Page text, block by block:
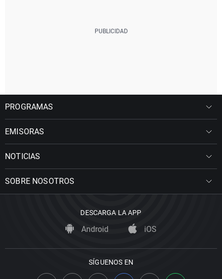
PROGRAMAS
EMISORAS
NOTICIAS
SOBRE NOSOTROS
DESCARGA LA APP
Android iOS
SÍGUENOS EN